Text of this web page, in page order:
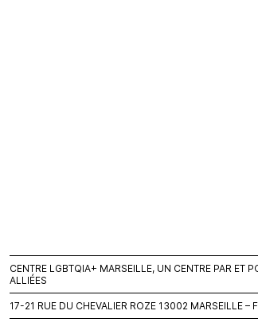
CENTRE LGBTQIA+ MARSEILLE, UN CENTRE PAR ET
ALLIÉES
17-21 RUE DU CHEVALIER ROZE 13002